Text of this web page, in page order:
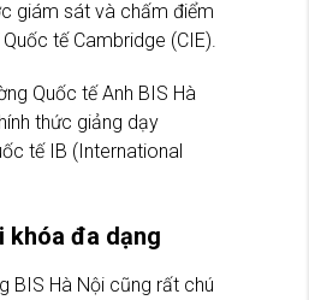
giám sát và chấm điểm
tế Cambridge (CIE).
Quốc tế Anh BIS Hà
thức giảng dạy
tế IB (International
khóa đa dạng
BIS Hà Nội cũng rất chú